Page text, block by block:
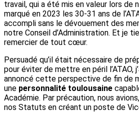
travail, qui a été mis en valeur lors de
marqué en 2023 les 30-31 ans de
accompli sans le dévouement des
notre Conseil d’Administration. Et je
remercier de tout cœur.
Persuadé qu’il était nécessaire de
pour éviter de mettre en péril l’ATAO,
annoncé cette perspective de fin de
une personnalité toulousaine
Académie. Par précaution, nous
nos Statuts en créant un poste de